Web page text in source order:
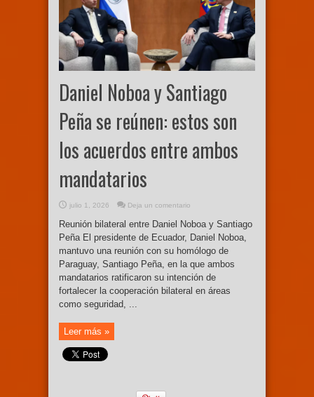
Daniel Noboa y Santiago
Peña se reúnen: estos son
los acuerdos entre ambos
mandatarios
julio 1, 2026 Deja un comentario
Reunión bilateral entre Daniel Noboa y Santiago
Peña El presidente de Ecuador, Daniel Noboa,
mantuvo una reunión con su homólogo de
Paraguay, Santiago Peña, en la que ambos
mandatarios ratificaron su intención de
fortalecer la cooperación bilateral en áreas
como seguridad, ...
Leer más »